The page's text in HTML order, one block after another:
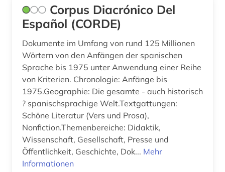
statistik (1)
steuerrecht (1)
stoff (1)
synonyme (1)
technik (1)
technologie (1)
templerorden (1)
theatergeschichte (1)
Corpus Diacrónico Del
Español (CORDE)
Dokumente im Umfang von rund 125 Millionen
Wörtern von den Anfängen der spanischen
Sprache bis 1975 unter Anwendung einer Reihe
von Kriterien. Chronologie: Anfänge bis
1975.Geographie: Die gesamte - auch historisch
? spanischsprachige Welt.Textgattungen:
Schöne Literatur (Vers und Prosa),
Nonfiction.Themenbereiche: Didaktik,
Wissenschaft, Gesellschaft, Presse und
Öffentlichkeit, Geschichte, Dok... Mehr
Informationen